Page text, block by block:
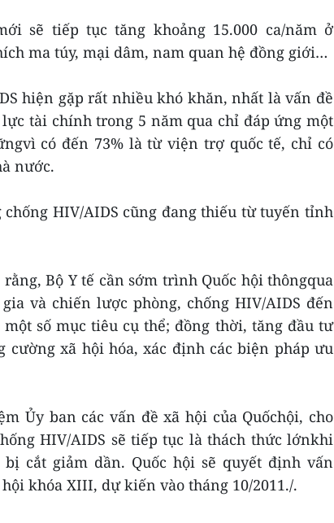
sẽ tiếp tục tăng khoảng 15.000 ca/năm ở
ma túy, mại dâm, nam quan hệ đồng giới…
hiện gặp rất nhiều khó khăn, nhất là vấn đề
tài chính trong 5 năm qua chỉ đáp ứng một
có đến 73% là từ viện trợ quốc tế, chỉ có
nước.
HIV/AIDS cũng đang thiếu từ tuyến tỉnh
Bộ Y tế cần sớm trình Quốc hội thôngqua
và chiến lược phòng, chống HIV/AIDS đến
số mục tiêu cụ thể; đồng thời, tăng đầu tư
cường xã hội hóa, xác định các biện pháp ưu
Ủy ban các vấn đề xã hội của Quốchội, cho
HIV/AIDS sẽ tiếp tục là thách thức lớnkhi
cắt giảm dần. Quốc hội sẽ quyết định vấn
khóa XIII, dự kiến vào tháng 10/2011./.